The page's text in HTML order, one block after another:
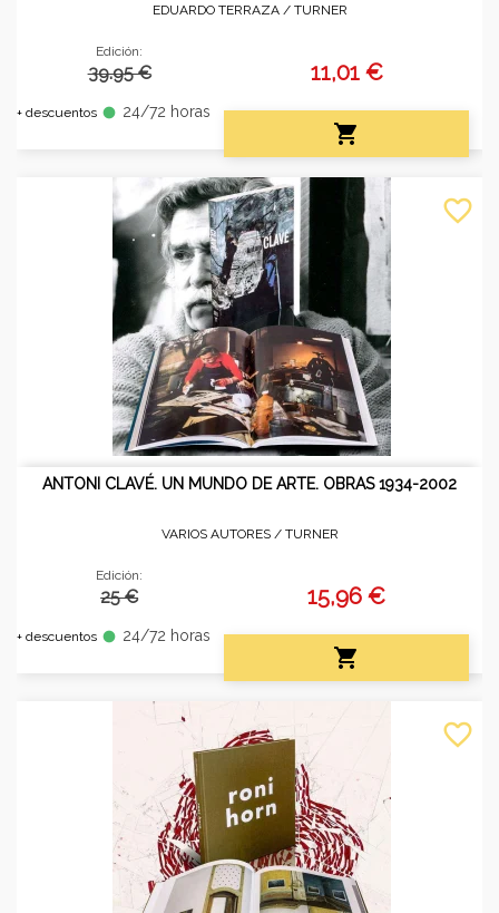
EDUARDO TERRAZA / TURNER
Edición:
39.95 €
+ descuentos fiber_manual_record 24/72 horas
11,01 €

ANTONI CLAVÉ. UN MUNDO DE ARTE. OBRAS 1934-2002
VARIOS AUTORES / TURNER
Edición:
25 €
+ descuentos fiber_manual_record 24/72 horas
15,96 €

favorite_border
favorite_border